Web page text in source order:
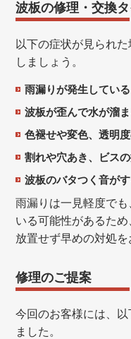
波板の修理・交換
以下の症状が見られ
しましょう。
雨漏りが発生している
波板が歪んで水が溜
色褪せや変色、透明
割れや穴あき、ビス
波板のバタつく音が
雨漏りは一見軽度で
いる可能性があるため
放置せず早めの対処を
修理のご提案
今回のお客様には、
ました。